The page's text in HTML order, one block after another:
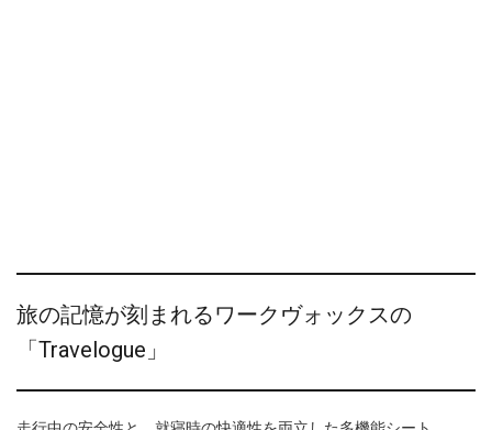
旅の記憶が刻まれるワークヴォックスの
「Travelogue」